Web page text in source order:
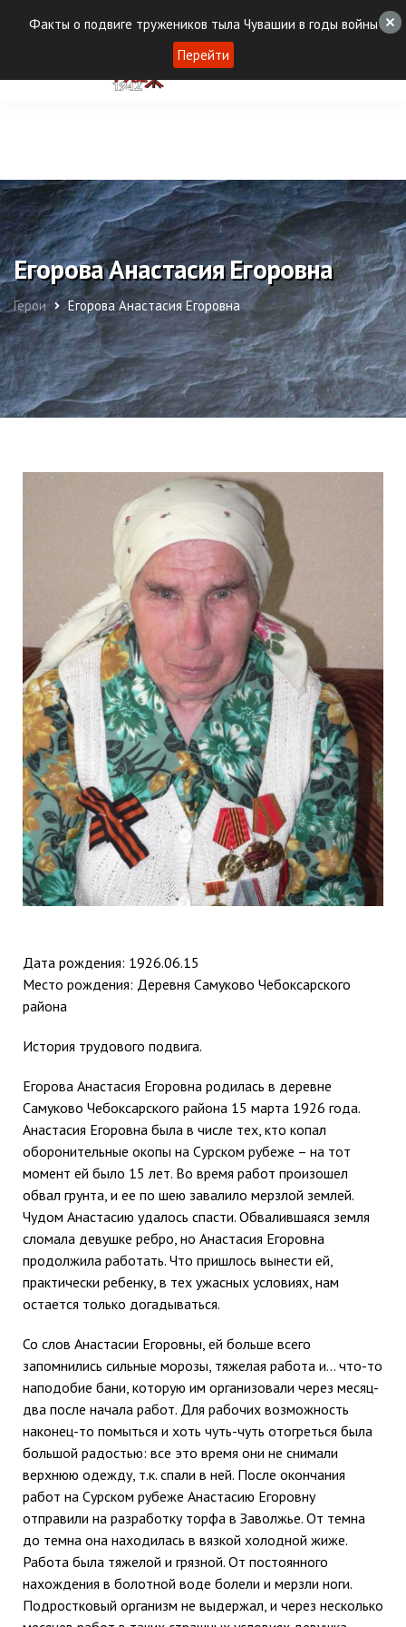
Егорова Анастасия Егоровна
Герои Егорова Анастасия Егоровна
Дата рождения: 1926.06.15
Место рождения: Деревня Самуково Чебоксарского
района
История трудового подвига.
Егорова Анастасия Егоровна родилась в деревне
Самуково Чебоксарского района 15 марта 1926 года.
Анастасия Егоровна была в числе тех, кто копал
оборонительные окопы на Сурском рубеже – на тот
момент ей было 15 лет. Во время работ произошел
обвал грунта, и ее по шею завалило мерзлой землей.
Чудом Анастасию удалось спасти. Обвалившаяся земля
сломала девушке ребро, но Анастасия Егоровна
продолжила работать. Что пришлось вынести ей,
практически ребенку, в тех ужасных условиях, нам
остается только догадываться.
Со слов Анастасии Егоровны, ей больше всего
запомнились сильные морозы, тяжелая работа и… что-то
наподобие бани, которую им организовали через месяц-
два после начала работ. Для рабочих возможность
наконец-то помыться и хоть чуть-чуть отогреться была
большой радостью: все это время они не снимали
верхнюю одежду, т.к. спали в ней. После окончания
работ на Сурском рубеже Анастасию Егоровну
отправили на разработку торфа в Заволжье. От темна
до темна она находилась в вязкой холодной жиже.
Работа была тяжелой и грязной. От постоянного
нахождения в болотной воде болели и мерзли ноги.
Подростковый организм не выдержал, и через несколько
Факты о подвиге тружеников тыла Чувашии в годы войны
Перейти